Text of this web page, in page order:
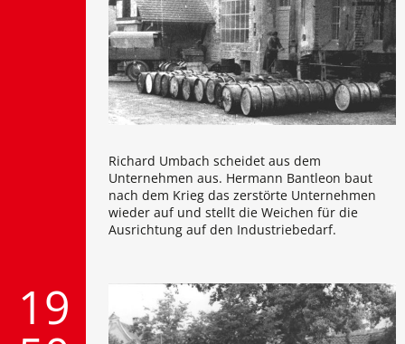
Richard Umbach scheidet aus dem
Unternehmen aus. Hermann Bantleon baut
nach dem Krieg das zerstörte Unternehmen
wieder auf und stellt die Weichen für die
Ausrichtung auf den Industriebedarf.
19